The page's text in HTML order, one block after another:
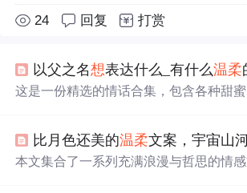
24 回复 打赏
以父之名想表达什么_有什么温柔
这是一份精选的情话合集，包含各种甜
比月色还美的温柔文案，宇宙山河浪漫
本文集合了一系列充满浪漫与哲思的情